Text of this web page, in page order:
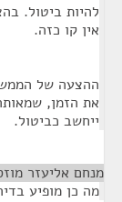
להיות ביטול.
אין קו כזה.
ההצעה של
את הזמן,
ייחשב כביטול.
מנחם אליעזר
מה כן מופיע